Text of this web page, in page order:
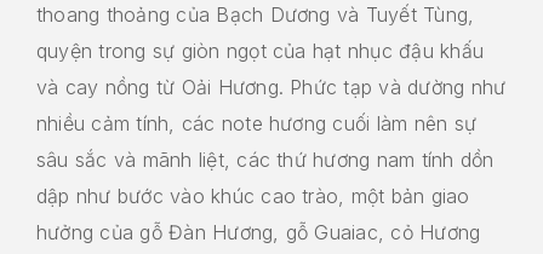
thoang thoảng của Bạch Dương và Tuyết Tùng,
quyện trong sự giòn ngọt của hạt nhục đậu khấu
và cay nồng từ Oải Hương. Phức tạp và dường như
nhiều cảm tính, các note hương cuối làm nên sự
sâu sắc và mãnh liệt, các thứ hương nam tính dồn
dập như bước vào khúc cao trào, một bản giao
hưởng của gỗ Đàn Hương, gỗ Guaiac, cỏ Hương